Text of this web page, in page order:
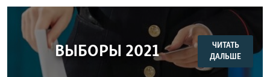
ВЫБОРЫ 2021
ЧИТАТЬ
ДАЛЬШЕ